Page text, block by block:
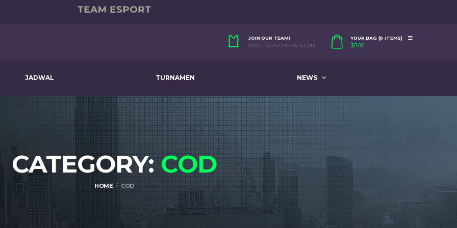
JOIN OUR TEAM!
TRYOUTS@ALCHEMISTS.COM
YOUR BAG (0 ITEMS)
$0.00
JADWAL TURNAMEN NEWS
CATEGORY:COD
HOME COD